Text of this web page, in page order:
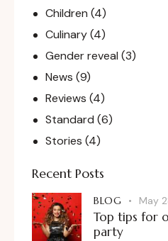
Children (4)
Culinary(4)
Gender reveal (3)
News (9)
Reviews (4)
Standard (6)
Stories (4)
Recent Posts
BLOG May
Top tips for
party